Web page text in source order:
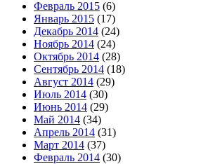
Февраль 2015 (6)
Январь 2015 (17)
Декабрь 2014 (24)
Ноябрь 2014 (24)
Октябрь 2014 (28)
Сентябрь 2014 (18)
Август 2014 (29)
Июль 2014 (30)
Июнь 2014 (29)
Май 2014 (34)
Апрель 2014 (31)
Март 2014 (37)
Февраль 2014 (30)